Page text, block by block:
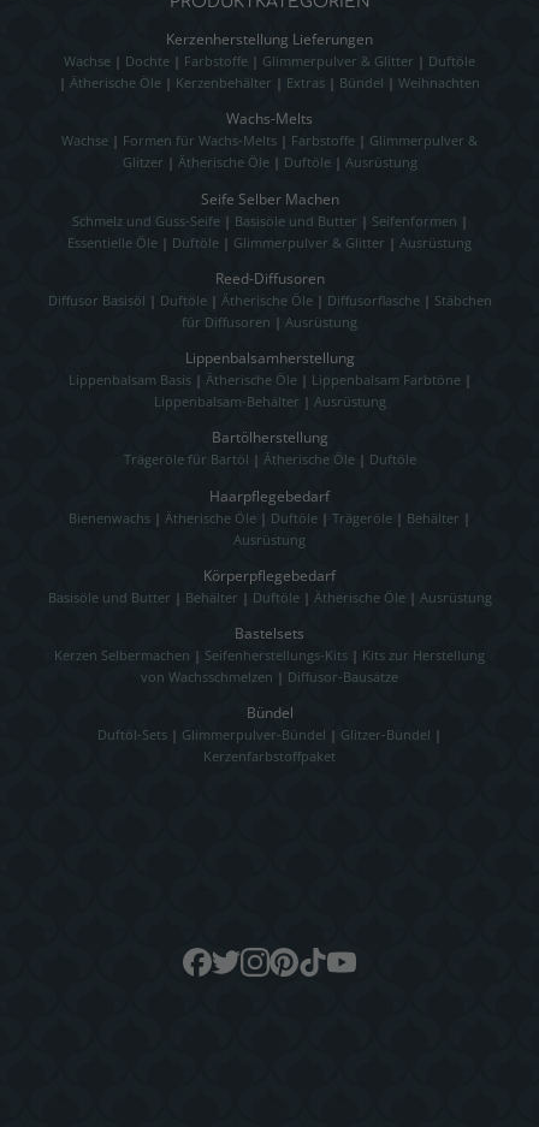
Kerzenherstellung Lieferungen
Wachse | Dochte | Farbstoffe | Glimmerpulver & Glitter | Duftöle
| Ätherische Öle | Kerzenbehälter | Extras | Bündel | Weihnachten
Wachs-Melts
Wachse | Formen für Wachs-Melts | Farbstoffe | Glimmerpulver &
Glitzer | Ätherische Öle| Duftöle| Ausrüstung
Seife Selber Machen
Schmelz und Guss-Seife| Basisöle und Butter | Seifenformen |
Essentielle Öle | Duftöle | Glimmerpulver & Glitter | Ausrüstung
Reed-Diffusoren
Diffusor Basisöl | Duftöle| Ätherische Öle| Diffusorflasche| Stäbchen
für Diffusoren | Ausrüstung
Lippenbalsamherstellung
Lippenbalsam Basis| Ätherische Öle| Lippenbalsam Farbtöne|
Lippenbalsam-Behälter | Ausrüstung
Bartölherstellung
Trägeröle für Bartöl | Ätherische Öle| Duftöle
Haarpflegebedarf
Bienenwachs | Ätherische Öle | Duftöle | Trägeröle | Behälter |
Ausrüstung
Körperpflegebedarf
Basisöle und Butter | Behälter | Duftöle| Ätherische Öle| Ausrüstung
Bastelsets
Kerzen Selbermachen | Seifenherstellungs-Kits | Kits zur Herstellung
von Wachsschmelzen | Diffusor-Bausätze
Bündel
Duftöl-Sets | Glimmerpulver-Bündel | Glitzer-Bündel |
Kerzenfarbstoffpaket